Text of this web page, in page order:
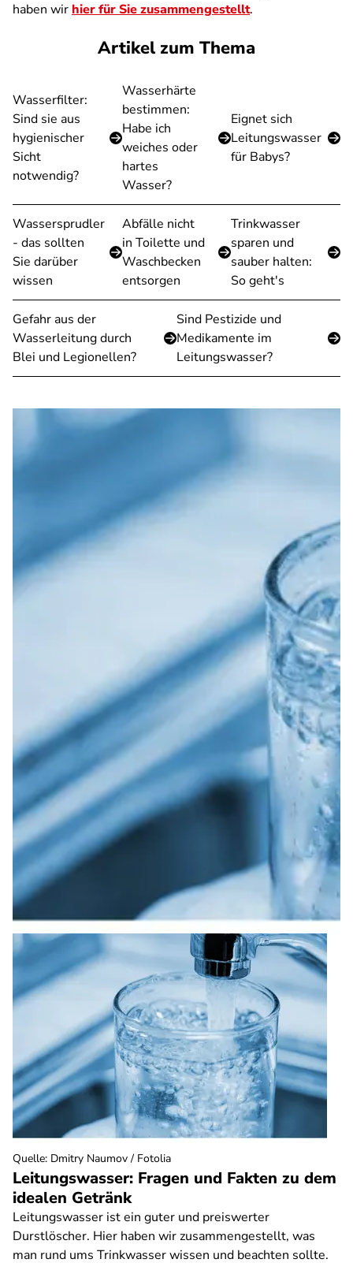
haben wir hier für Sie zusammengestellt.
Artikel zum Thema
Wasserfilter:
Sind sie aus
hygienischer
Sicht
notwendig?
Wasserhärte
bestimmen:
Habe ich
weiches oder
hartes
Wasser?
Eignet sich
Leitungswasser
für Babys?
Wassersprudler
- das sollten
Sie darüber
wissen
Abfälle nicht
in Toilette und
Waschbecken
entsorgen
Trinkwasser
sparen und
sauber halten:
So geht's
Gefahr aus der
Wasserleitung durch
Blei und Legionellen?
Sind Pestizide und
Medikamente im
Leitungswasser?
Leitungswasser: Fragen und Fakten zu dem
idealen Getränk
Leitungswasser ist ein guter und preiswerter
Durstlöscher. Hier haben wir zusammengestellt, was
man rund ums Trinkwasser wissen und beachten sollte.
Quelle: Dmitry Naumov / Fotolia